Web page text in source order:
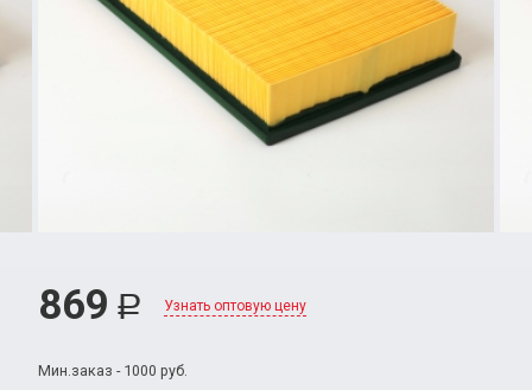
869 Р Узнать оптовую цену
Мин.заказ - 1000 руб.